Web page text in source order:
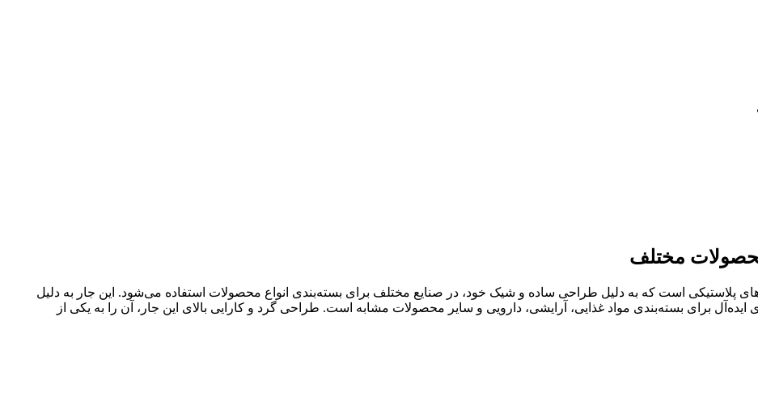
پلاستیکی است که به دلیل طراحی ساده و شیک خود، در صنایع مختلف برای بسته‌بندی انواع محصولات استفاده می‌شود. این جار به دلیل
برای بسته‌بندی مواد غذایی، آرایشی، دارویی و سایر محصولات مشابه است. طراحی گرد و کارایی بالای این جار، آن را به یکی از